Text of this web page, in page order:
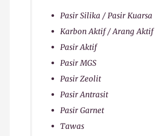
Pasir Silika / Pasir Kuarsa
Karbon Aktif / Arang Aktif
Pasir Aktif
Pasir MGS
Pasir Zeolit
Pasir Antrasit
Pasir Garnet
Tawas